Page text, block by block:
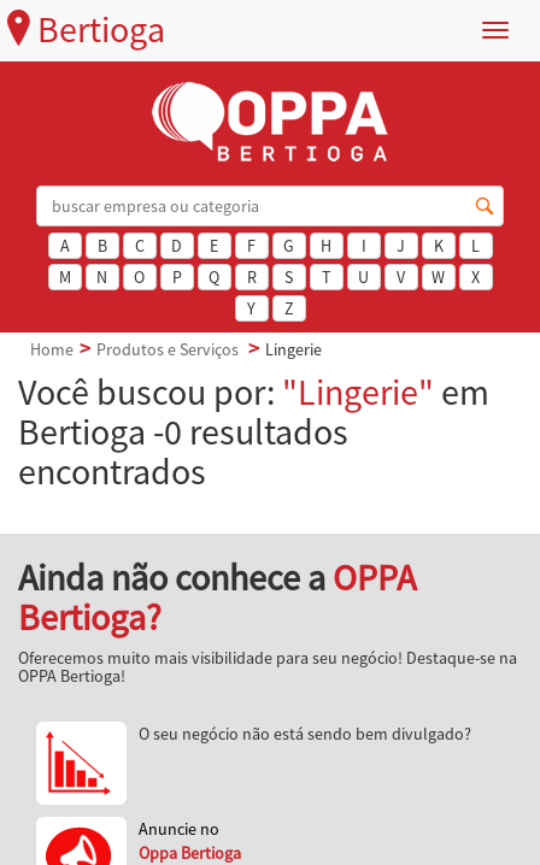
Menu
Bertioga
A B C D E F G H I J K
L
M
N O P Q R S T U V W
X
Y
Z
Home
Produtos e Serviços Lingerie
Você buscou por: "Lingerie" em
Bertioga -0 resultados
encontrados
Ainda não conhece aOPPA
Bertioga?
Oferecemos muito mais visibilidade para seu negócio! Destaque-se na
OPPA Bertioga!
O seu negócio não está sendo bem divulgado?
Anuncie no
Oppa Bertioga